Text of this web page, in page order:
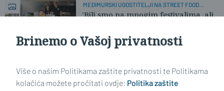
MEĐIMURSKI UGOSTITELJI NA STREET FOOD
FESTIVALU
'Bili smo na mnogim festivalima, ali
Učitaj još članaka
Brinemo o Vašoj privatnosti
Više o našim Politikama zaštite privatnosti te Politikama
kolačića možete pročitati ovdje: Politika zaštite